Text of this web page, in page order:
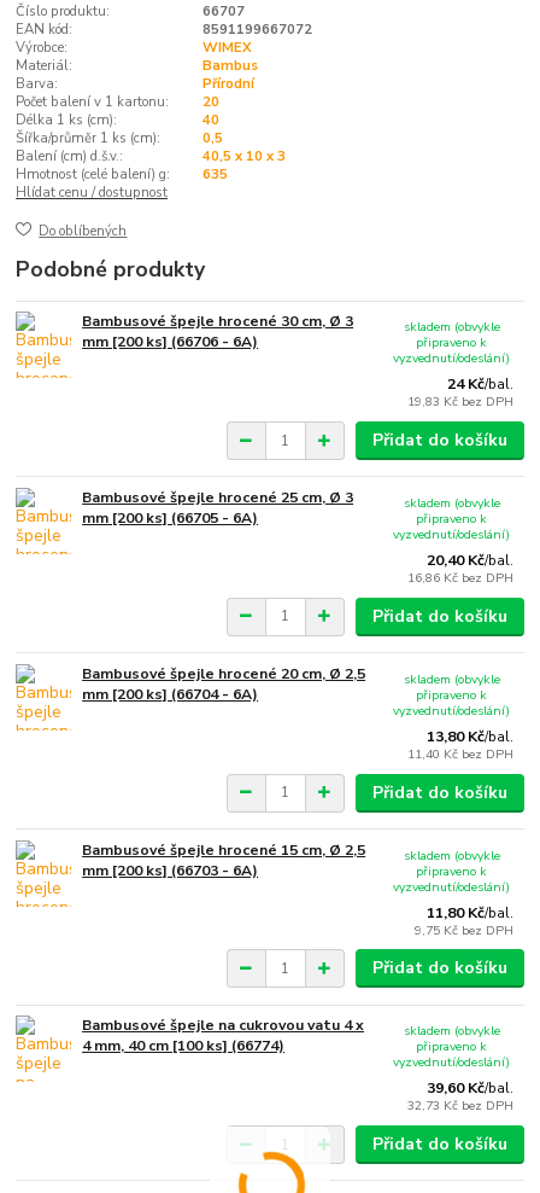
Číslo produktu:
66707
EAN kód:
8591199667072
Výrobce:
WIMEX
Materiál:
Bambus
Barva:
Přírodní
Počet balení v 1 kartonu:
20
Délka 1 ks (cm):
40
Šířka/průměr 1 ks (cm):
0,5
Balení (cm) d.š.v.:
40,5 x 10 x 3
Hmotnost (celé balení) g:
635
Hlídat cenu / dostupnost
Do oblíbených
Podobné produkty
Bambusové špejle hrocené 30 cm, Ø 3
mm [200 ks] (66706 - 6A)
24 Kč/bal.
19,83 Kč bez DPH
skladem (obvykle
připraveno k
vyzvednutí/odeslání)
Přidat do košíku
Bambusové špejle hrocené 25 cm, Ø 3
mm [200 ks] (66705 - 6A)
20,40 Kč/bal.
16,86 Kč bez DPH
skladem (obvykle
připraveno k
vyzvednutí/odeslání)
Přidat do košíku
Bambusové špejle hrocené 20 cm, Ø 2,5
mm [200 ks] (66704 - 6A)
13,80 Kč/bal.
11,40 Kč bez DPH
skladem (obvykle
připraveno k
vyzvednutí/odeslání)
Přidat do košíku
Bambusové špejle hrocené 15 cm, Ø 2,5
mm [200 ks] (66703 - 6A)
11,80 Kč/bal.
9,75 Kč bez DPH
skladem (obvykle
připraveno k
vyzvednutí/odeslání)
Přidat do košíku
Bambusové špejle na cukrovou vatu 4 x
4 mm, 40 cm [100 ks] (66774)
39,60 Kč/bal.
32,73 Kč bez DPH
skladem (obvykle
připraveno k
vyzvednutí/odeslání)
Přidat do košíku